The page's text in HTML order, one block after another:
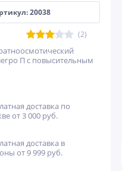
20038
(2)
П с повысительным
доставка по
от 3 000 руб.
доставка в
от 9 999 руб.